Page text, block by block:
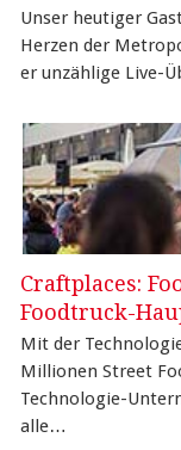
Unser heutiger
Herzen der
er unzählige Live-
Craftplaces:
Foodtruck-
Mit der
Millionen Street
Technologie-
alle…